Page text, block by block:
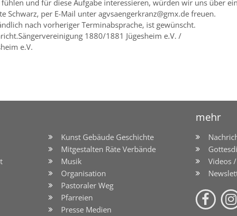
fühlen und für diese Aufgabe interessieren, würden wir uns über
Schwarz, per E-Mail unter agvsaengerkranz@gmx.de freuen.
nach vorheriger Terminabsprache, ist gewünscht.
1880/1881 Jügesheim e.V. /
e.V.
mehr
Kunst Gebäude Geschichte
Mitgestalten Räte Verbände
Musik
Organisation
Pastoraler Weg
Pfarreien
Presse Medien
Videos